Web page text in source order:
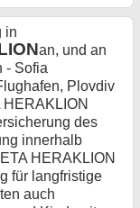
in
an, und an
- Sofia
Plovdiv
des
innerhalb
HERAKLION
für langfristige
auch